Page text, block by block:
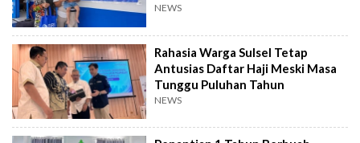
NEWS
Rahasia Warga Sulsel Tetap
Antusias Daftar Haji Meski Masa
Tunggu Puluhan Tahun
NEWS